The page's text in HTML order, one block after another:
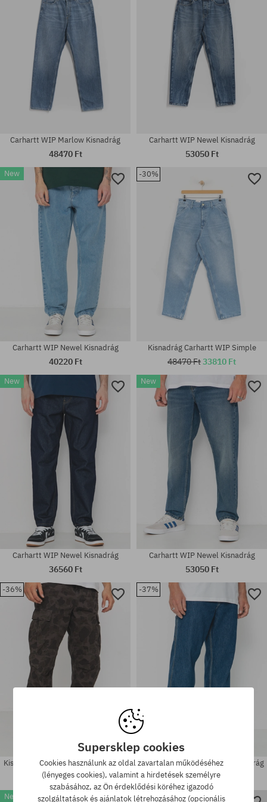
Elérhető méretek:
31X32; 32X32; 33X32; 34X32
Elérhető méretek:
Elérhető méretek:
31X32; 32X32; 33X32; 34X32;
36X32
Carhartt WIP Marlow Kisnadrág
48470 Ft
Elérhető méretek:
Carhartt WIP Newel Kisnadrág
53050 Ft
New
Elérhető méretek:
30; 31; 32; 33; 34; 36
Carhartt WIP Newel Kisnadrág
40220 Ft
-30%
Elérhető méretek:
31X32; 32X32; 33X32; 34X32
Kisnadrág Carhartt WIP Simple
48470 Ft33810 Ft
New
Carhartt WIP Newel Kisnadrág
36560 Ft
New
Carhartt WIP Newel Kisnadrág
53050 Ft
-36%
Kisnadrág Carhartt WIP Duck Cargo
57630 Ft36560 Ft
-37%
Carhartt WIP Single Knee Kisnadrág
49390 Ft31060 Ft
New New
Supersklep cookies
Cookies használunk az oldal zavartalan működéséhez
(lényeges cookies), valamint a hirdetések személyre
szabásához, az Ön érdeklődési köréhez igazodó
szolgáltatások és ajánlatok létrehozásához (opcionális